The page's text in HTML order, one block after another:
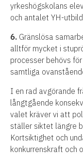
yrkeshögskolans
och antalet YH-
6. Gränslösa
alltför mycket i
processer behövs
samtliga
I en rad avgörande
långtgående
valet kräver vi att
ställer siktet längre
Kortsiktighet och
konkurrenskraft och